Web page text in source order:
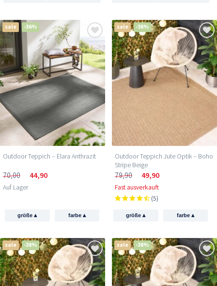
sale -36%
Outdoor Teppich – Elara Anthrazit
70,00 44,90
Auf Lager
größe▴ farbe ▴
sale -38%
Outdoor Teppich Jute Optik – Boho
Stripe Beige
79,90 49,90
Fast ausverkauft
(5)
größe▴ farbe ▴
sale -38% sale -38%